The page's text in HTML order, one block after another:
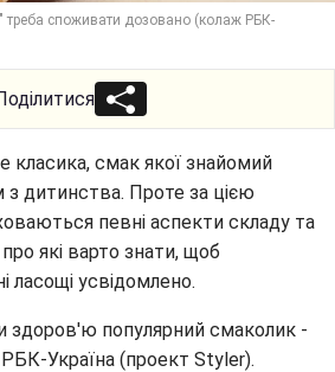
треба споживати дозовано (колаж РБК-
класика, смак якої знайомий
з дитинства. Проте за цією
певні аспекти складу та
які варто знати, щоб
ласощі усвідомлено.
популярний смаколик -
РБК-Україна (проект Styler).